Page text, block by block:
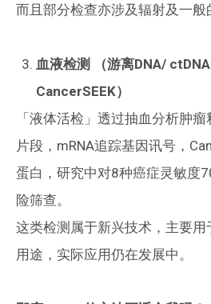
而且部分检查亦涉及辐射及一般
血液检测 （游离DNA/ ctDNA
CancerSEEK）
「液体活检」透过抽血分析肿
片段，mRNA追踪基因讯号，
蛋白，研究中对8种癌症灵敏度
险筛查。
这类检测属于新兴技术，主要
用途，实际应用仍在发展中。